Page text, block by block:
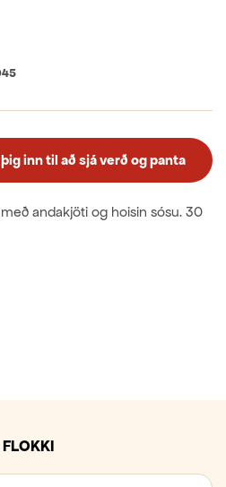
inn til að sjá verð og panta
andakjöti og hoisin sósu. 30